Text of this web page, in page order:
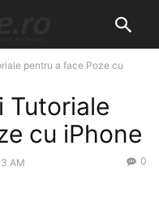
pentru a face Poze cu
Tutoriale
cu iPhone
AM 0